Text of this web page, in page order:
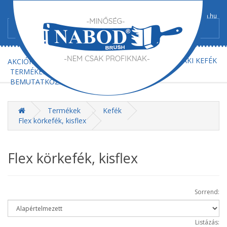
+36/52-367-602 info@nabod-brush.hu
FŐOLDAL AJÁNLATKÉRÉS MŰSZAKI KEFÉK
AKCIÓK
TERMÉKEK
BEMUTATKOZÁS
Termékek
Kefék
Flex körkefék, kisflex
Flex körkefék, kisflex
Sorrend:
Listázás: